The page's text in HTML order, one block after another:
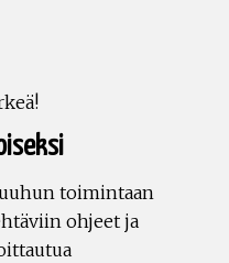
toimintaan
ohjeet ja